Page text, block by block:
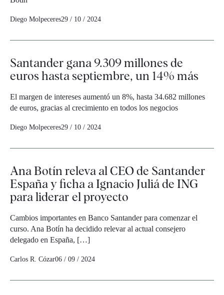
Diego Molpeceres29 / 10 / 2024
Santander gana 9.309 millones de
euros hasta septiembre, un 14% más
El margen de intereses aumentó un 8%, hasta 34.682 millones
de euros, gracias al crecimiento en todos los negocios
Diego Molpeceres29 / 10 / 2024
Ana Botín releva al CEO de Santander
España y ficha a Ignacio Juliá de ING
para liderar el proyecto
Cambios importantes en Banco Santander para comenzar el
curso. Ana Botín ha decidido relevar al actual consejero
delegado en España, […]
Carlos R. Cózar06 / 09 / 2024